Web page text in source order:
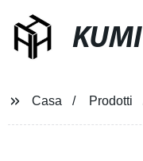
KUMI
Casa Prodotti